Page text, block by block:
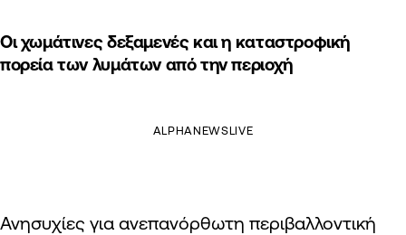
Οι χωμάτινες δεξαμενές και η καταστροφική
πορεία των λυμάτων από την περιοχή
ALPHANEWSLIVE
Ανησυχίες για ανεπανόρθωτη περιβαλλοντική